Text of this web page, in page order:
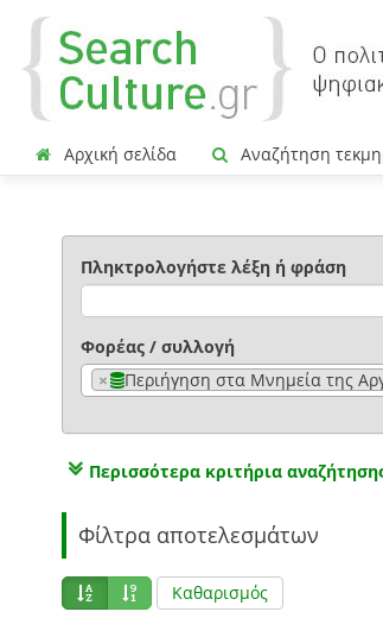
Αρχική σελίδα Αναζήτηση
Πληκτρολογήστε λέξη ή φράση
Φορέας / συλλογή
×
Περιήγηση στα Μνημεία της
Περισσότερα κριτήρια
Φίλτρα αποτελεσμάτων
Καθαρισμός